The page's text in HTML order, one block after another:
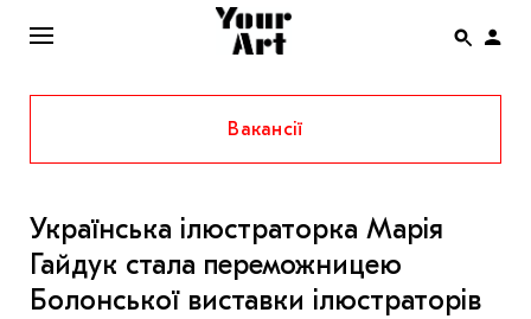
ENG
НОВИНИ
АФІША
ІНТЕРВ’Ю
Вакансії
Українська ілюстраторка Марія
Гайдук стала переможницею
Болонської виставки ілюстраторів